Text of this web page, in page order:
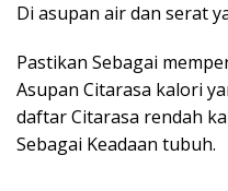
Di asupan air dan serat
Pastikan Sebagai
Asupan Citarasa kalori
daftar Citarasa rendah
Sebagai Keadaan tubuh.